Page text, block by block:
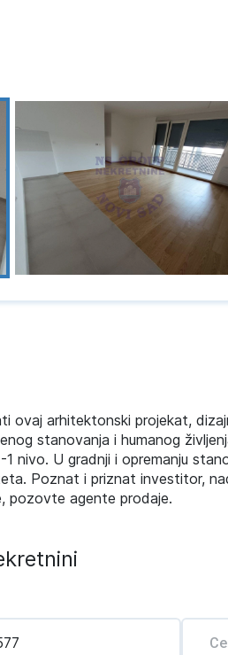
ovaj arhitektonski projekat,
stanovanja i humanog
nivo. U gradnji i opremanju
Poznat i priznat investitor,
pozovte agente prodaje.